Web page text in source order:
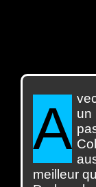
A un
meilleur